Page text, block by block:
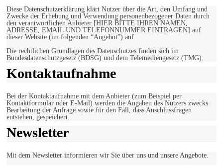
Diese Datenschutzerklärung klärt Nutzer über die Art, den Umfang und
Zwecke der Erhebung und Verwendung personenbezogener Daten durch
den verantwortlichen Anbieter [HIER BITTE IHREN NAMEN,
ADRESSE, EMAIL UND TELEFONNUMMER EINTRAGEN] auf
dieser Website (im folgenden “Angebot”) auf.
Die rechtlichen Grundlagen des Datenschutzes finden sich im
Bundesdatenschutzgesetz (BDSG) und dem Telemediengesetz (TMG).
Kontaktaufnahme
Bei der Kontaktaufnahme mit dem Anbieter (zum Beispiel per
Kontaktformular oder E-Mail) werden die Angaben des Nutzers zwecks
Bearbeitung der Anfrage sowie für den Fall, dass Anschlussfragen
entstehen, gespeichert.
Newsletter
Mit dem Newsletter informieren wir Sie über uns und unsere Angebote.